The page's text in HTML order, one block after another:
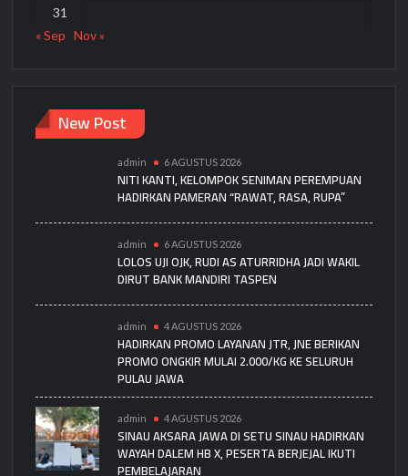
31
« Sep
Nov »
New Post
admin 6 AGUSTUS 2026
NITI KANTI, KELOMPOK SENIMAN PEREMPUAN
HADIRKAN PAMERAN “RAWAT, RASA, RUPA”
admin 6 AGUSTUS 2026
LOLOS UJI OJK, RUDI AS ATURRIDHA JADI WAKIL
DIRUT BANK MANDIRI TASPEN
admin 4 AGUSTUS 2026
HADIRKAN PROMO LAYANAN JTR, JNE BERIKAN
PROMO ONGKIR MULAI 2.000/KG KE SELURUH
PULAU JAWA
admin 4 AGUSTUS 2026
SINAU AKSARA JAWA DI SETU SINAU HADIRKAN
WAYAH DALEM HB X, PESERTA BERJEJAL IKUTI
PEMBELAJARAN